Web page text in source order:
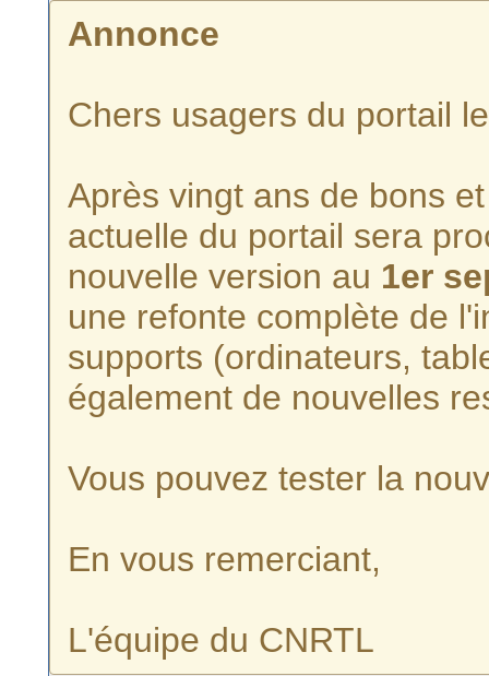
Annonce
Chers usagers du portail
Après vingt ans de bons
actuelle du portail sera
nouvelle version au 1er
une refonte complète de
supports (ordinateurs,
également de nouvelles
Vous pouvez tester la
En vous remerciant,
L'équipe du CNRTL